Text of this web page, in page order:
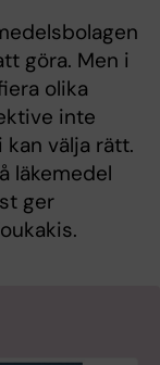
göra. Men i
olika
inte
välja rätt.
läkemedel
ger